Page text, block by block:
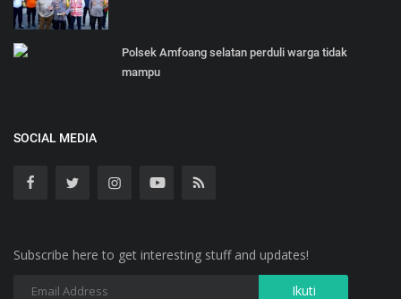
Polsek Amfoang selatan perduli warga tidak
mampu
SOCIAL MEDIA
Subscribe here to get interesting stuff and updates!